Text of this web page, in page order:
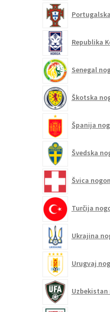
Republika
Senegal
Škotska
Španija
Švedska
Švica
Turčija
Ukrajina
Urugvaj
Uzbekistan